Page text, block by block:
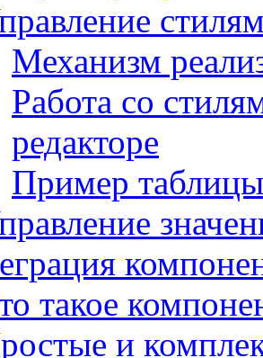
Механизм
Работа со
редакторе
Пример
такое
и